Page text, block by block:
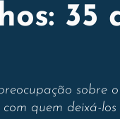
35
sobre o
com quem deixá-